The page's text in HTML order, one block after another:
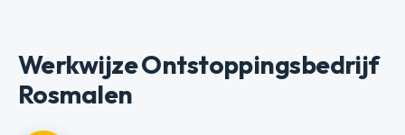
Werkwijze Ontstoppingsbedrijf
Rosmalen